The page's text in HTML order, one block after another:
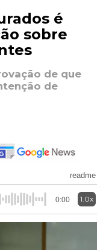
é
sobre
de que
de
readme
0:00 1.0x